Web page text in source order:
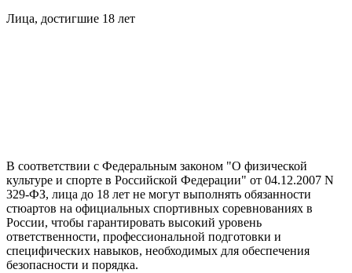
Лица, достигшие 18 лет
В соответствии с Федеральным законом "О физической
культуре и спорте в Российской Федерации" от 04.12.2007 N
329-ФЗ, лица до 18 лет не могут выполнять обязанности
стюартов на официальных спортивных соревнованиях в
России, чтобы гарантировать высокий уровень
ответственности, профессиональной подготовки и
специфических навыков, необходимых для обеспечения
безопасности и порядка.